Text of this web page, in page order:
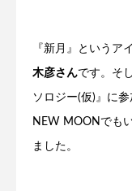
『新月』というア
木彦さんです。そ
ソロジー(仮)』に
NEW MOONでも
ました。